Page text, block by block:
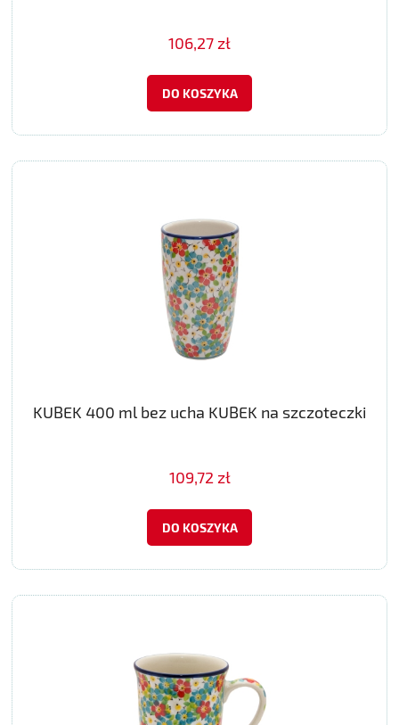
106,27 zł
DO KOSZYKA
KUBEK 400 ml bez ucha KUBEK na szczoteczki
109,72 zł
DO KOSZYKA